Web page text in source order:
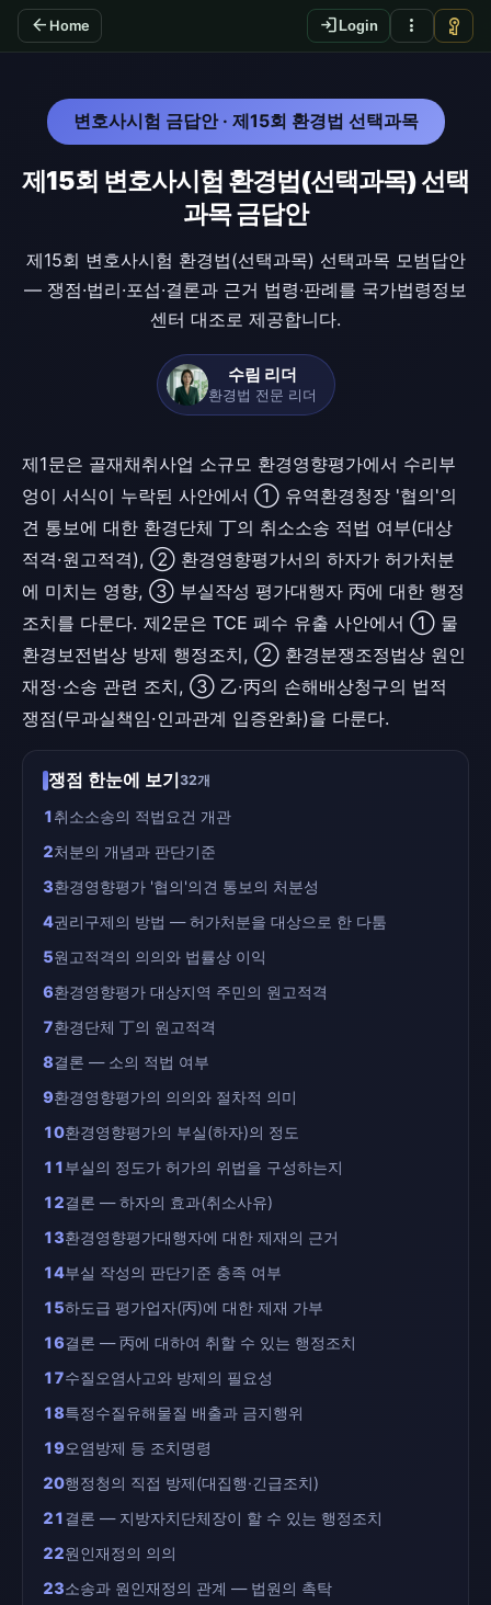
arrow_back Home login Login more_vert vpn_key
변호사시험 금답안 · 제15회 환경법 선택과목
제15회 변호사시험 환경법(선택과목) 선택
과목 금답안
제15회 변호사시험 환경법(선택과목) 선택과목 모범답안
— 쟁점·법리·포섭·결론과 근거 법령·판례를 국가법령정보
센터 대조로 제공합니다.
수림 리더
환경법 전문 리더
제1문은 골재채취사업 소규모 환경영향평가에서 수리부
엉이 서식이 누락된 사안에서 ① 유역환경청장 '협의'의
견 통보에 대한 환경단체 丁의 취소소송 적법 여부(대상
적격·원고적격), ② 환경영향평가서의 하자가 허가처분
에 미치는 영향, ③ 부실작성 평가대행자 丙에 대한 행정
조치를 다룬다. 제2문은 TCE 폐수 유출 사안에서 ① 물
환경보전법상 방제 행정조치, ② 환경분쟁조정법상 원인
재정·소송 관련 조치, ③ 乙·丙의 손해배상청구의 법적
쟁점(무과실책임·인과관계 입증완화)을 다룬다.
쟁점 한눈에 보기32개
1취소소송의 적법요건 개관
2처분의 개념과 판단기준
3환경영향평가 '협의'의견 통보의 처분성
4권리구제의 방법 — 허가처분을 대상으로 한 다툼
5원고적격의 의의와 법률상 이익
6환경영향평가 대상지역 주민의 원고적격
7환경단체 丁의 원고적격
8결론 — 소의 적법 여부
9환경영향평가의 의의와 절차적 의미
10환경영향평가의 부실(하자)의 정도
11부실의 정도가 허가의 위법을 구성하는지
12결론 — 하자의 효과(취소사유)
13환경영향평가대행자에 대한 제재의 근거
14부실 작성의 판단기준 충족 여부
15하도급 평가업자(丙)에 대한 제재 가부
16결론 — 丙에 대하여 취할 수 있는 행정조치
17수질오염사고와 방제의 필요성
18특정수질유해물질 배출과 금지행위
19오염방제 등 조치명령
20행정청의 직접 방제(대집행·긴급조치)
21결론 — 지방자치단체장이 할 수 있는 행정조치
22원인재정의 의의
23소송과 원인재정의 관계 — 법원의 촉탁